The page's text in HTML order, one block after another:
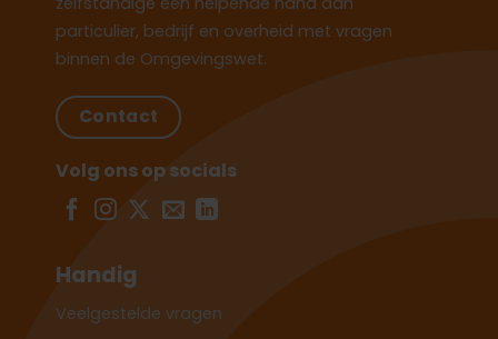
particulier, bedrijf en overheid met vragen
binnen de Omgevingswet.
Contact
Volg ons op socials
Handig
Veelgestelde vragen